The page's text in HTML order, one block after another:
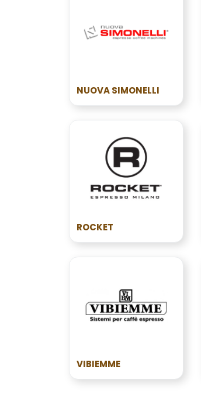
NUOVA SIMONELLI
ROCKET
VIBIEMME